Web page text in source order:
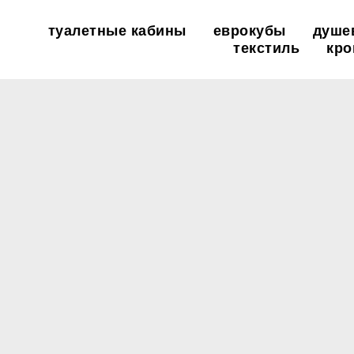
туалетные кабины еврокубы
текстиль
туалетные кабины еврокубы
текстиль